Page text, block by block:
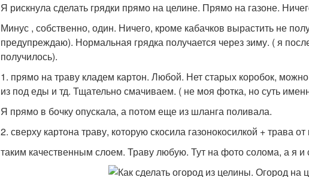
Я рискнула сделать грядки прямо на целине. Прямо на газоне.
Минус , собственно, один. Ничего, кроме кабачков вырастить не
предупреждаю). Нормальная грядка получается через зиму. ( я
получилось).
1. прямо на траву кладем картон. Любой. Нет старых коробок,
из под еды и тд. Тщательно смачиваем. ( не моя фотка, но суть
Я прямо в бочку опускала, а потом еще из шланга поливала.
2. сверху картона траву, которую скосила газонокосилкой + трава
таким качественным слоем. Траву любую. Тут на фото солома, а я и